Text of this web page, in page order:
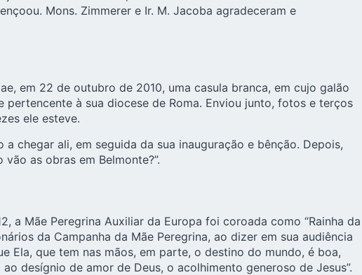
Mons. Zimmerer e Ir. M. Jacoba agradeceram e
em 22 de outubro de 2010, uma casula branca, em cujo galão
à sua diocese de Roma. Enviou junto, fotos e terços
ele esteve.
chegar ali, em seguida da sua inauguração e bênção. Depois,
as obras em Belmonte?”.
a Mãe Peregrina Auxiliar da Europa foi coroada como “Rainha da
da Campanha da Mãe Peregrina, ao dizer em sua audiência
Ela, que tem nas mãos, em parte, o destino do mundo, é boa,
desígnio de amor de Deus, o acolhimento generoso de Jesus”.